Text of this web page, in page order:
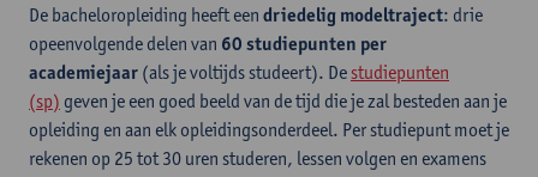
De bacheloropleiding heeft een driedelig modeltraject: drie
opeenvolgende delen van 60 studiepunten per
academiejaar (als je voltijds studeert). De studiepunten
(sp) geven je een goed beeld van de tijd die je zal besteden aan je
opleiding en aan elk opleidingsonderdeel. Per studiepunt moet je
rekenen op 25 tot 30 uren studeren, lessen volgen en examens